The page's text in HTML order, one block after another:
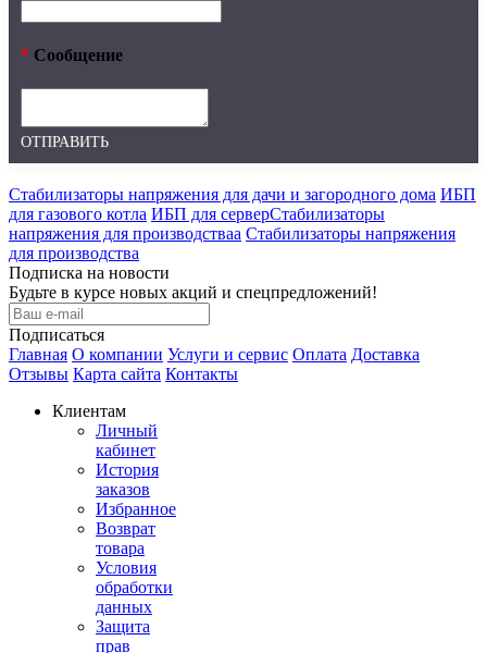
* Сообщение
ОТПРАВИТЬ
Стабилизаторы напряжения для дачи и загородного дома ИБП
для газового котла ИБП для серверСтабилизаторы
напряжения для производстваа Стабилизаторы напряжения
для производства
Подписка на новости
Будьте в курсе новых акций и спецпредложений!
Подписаться
Главная О компании Услуги и сервис Оплата Доставка
Отзывы Карта сайта Контакты
Клиентам
Личный
кабинет
История
заказов
Избранное
Возврат
товара
Условия
обработки
данных
Защита
прав